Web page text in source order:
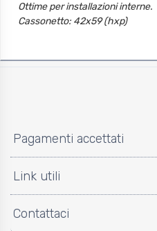
Ottime per installazioni interne.
Cassonetto: 42x59 (hxp)
Pagamenti accettati
Link utili
Contattaci